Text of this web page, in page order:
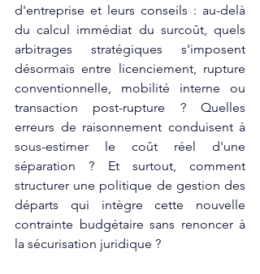
d'entreprise et leurs conseils : au-delà
du calcul immédiat du surcoût, quels
arbitrages stratégiques s'imposent
désormais entre licenciement, rupture
conventionnelle, mobilité interne ou
transaction post-rupture ? Quelles
erreurs de raisonnement conduisent à
sous-estimer le coût réel d'une
séparation ? Et surtout, comment
structurer une politique de gestion des
départs qui intègre cette nouvelle
contrainte budgétaire sans renoncer à
la sécurisation juridique ?